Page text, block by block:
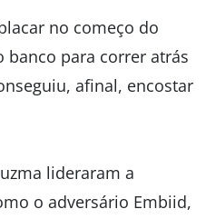
no começo do
banco para correr atrás
afinal, encostar
lideraram a
o adversário Embiid,